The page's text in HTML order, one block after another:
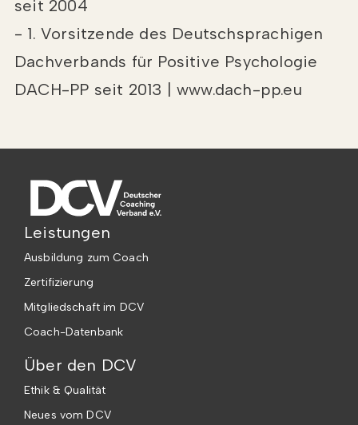
seit 2004
- 1. Vorsitzende des Deutschsprachigen
Dachverbands für Positive Psychologie
DACH-PP seit 2013 | www.dach-pp.eu
Leistungen
Ausbildung zum Coach
Zertifizierung
Mitgliedschaft im DCV
Coach-Datenbank
Über den DCV
Ethik & Qualität
Neues vom DCV